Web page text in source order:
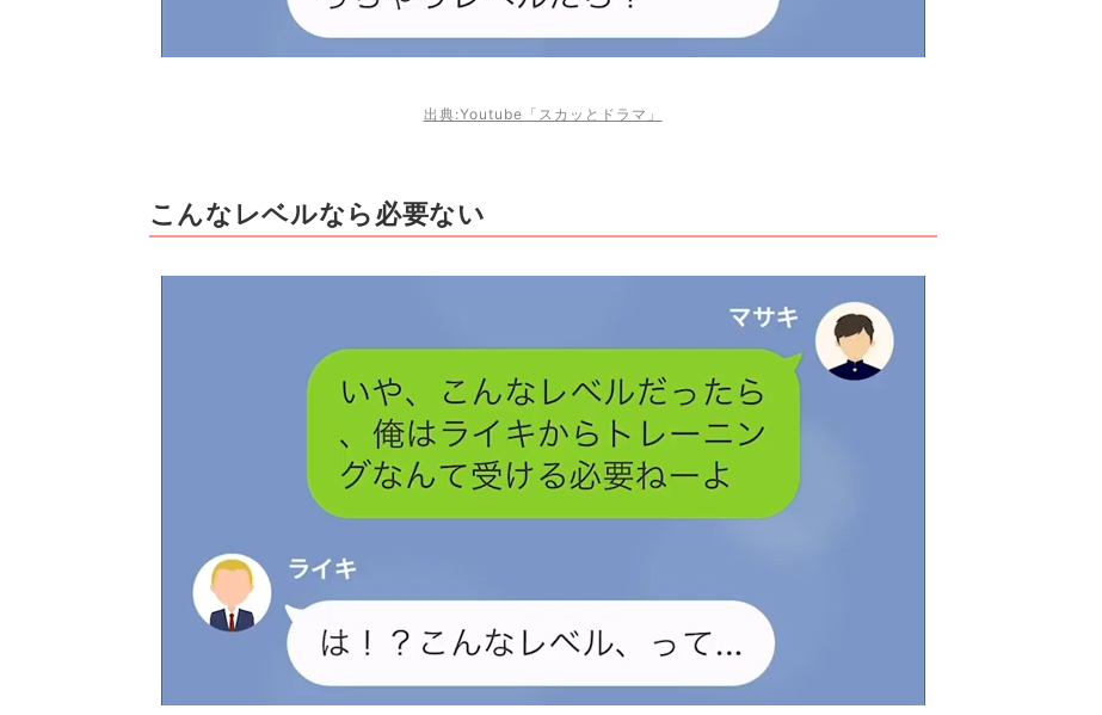
出典:Youtube「スカッとドラマ」
こんなレベルなら必要ない